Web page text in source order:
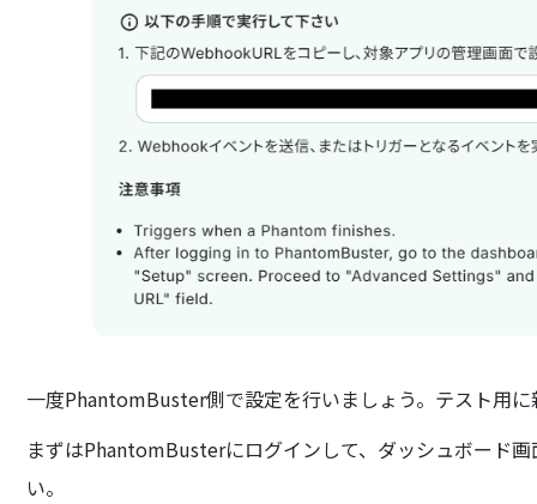
一度PhantomBuster側で設定を行いましょう。テスト用
まずはPhantomBusterにログインして、ダッシュボード
い。